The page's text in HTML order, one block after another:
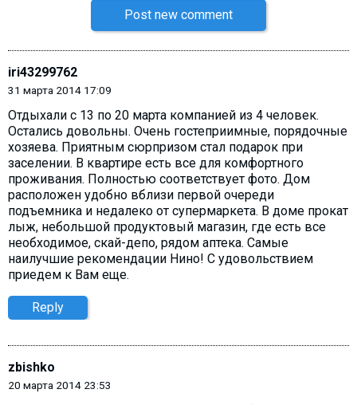
Post new comment
iri43299762
31 марта 2014 17:09
Отдыхали с 13 по 20 марта компанией из 4 человек.
Остались довольны. Очень гостеприимные, порядочные
хозяева. Приятным сюрпризом стал подарок при
заселении. В квартире есть все для комфортного
проживания. Полностью соответствует фото. Дом
расположен удобно вблизи первой очереди
подъемника и недалеко от супермаркета. В доме прокат
лыж, небольшой продуктовый магазин, где есть все
необходимое, скай-депо, рядом аптека. Самые
наилучшие рекомендации Нино! С удовольствием
приедем к Вам еще.
Reply
zbishko
20 марта 2014 23:53